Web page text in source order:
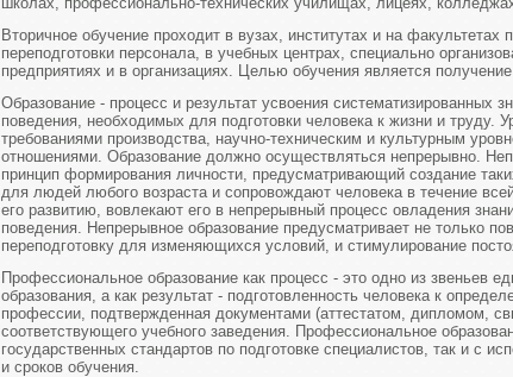
Вторичное обучение проходит в вузах, институтах и на
переподготовки персонала, в учебных центрах, специально
предприятиях и в организациях. Целью обучения является
Образование - процесс и результат усвоения систематизированных
поведения, необходимых для подготовки человека к жизни и труду.
требованиями производства, научно-техническим и культурным
отношениями. Образование должно осуществляться непрерывно.
принцип формирования личности, предусматривающий создание
для людей любого возраста и сопровождают человека в течение
его развитию, вовлекают его в непрерывный процесс овладения
поведения. Непрерывное образование предусматривает не только
переподготовку для изменяющихся условий, и стимулирование
Профессиональное образование как процесс - это одно из звеньев
образования, а как результат - подготовленность человека к
профессии, подтвержденная документами (аттестатом, дипломом,
соответствующего учебного заведения. Профессиональное
государственных стандартов по подготовке специалистов, так и с
и сроков обучения.